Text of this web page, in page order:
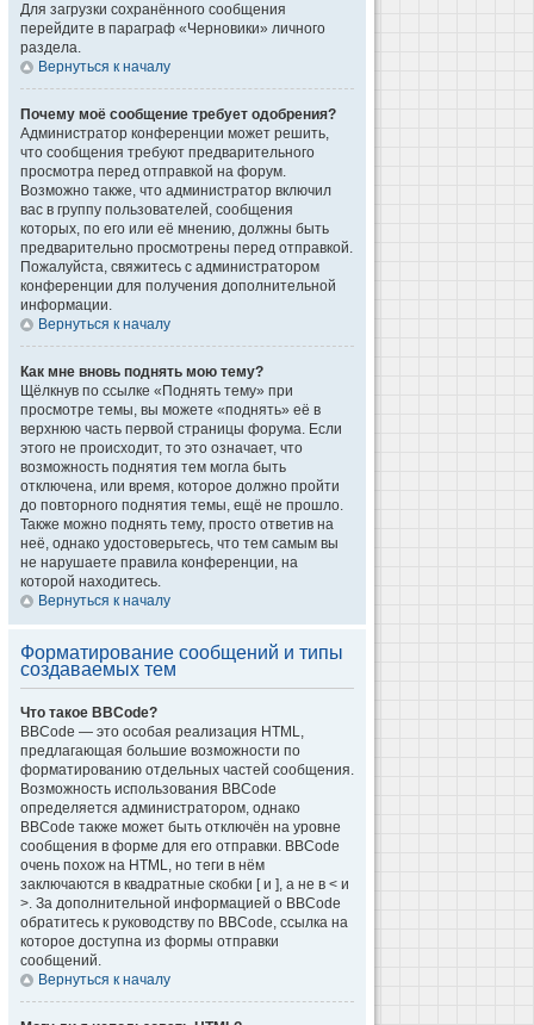
Для загрузки сохранённого сообщения
перейдите в параграф «Черновики» личного
раздела.
Вернуться к началу
Почему моё сообщение требует одобрения?
Администратор конференции может решить,
что сообщения требуют предварительного
просмотра перед отправкой на форум.
Возможно также, что администратор включил
вас в группу пользователей, сообщения
которых, по его или её мнению, должны быть
предварительно просмотрены перед отправкой.
Пожалуйста, свяжитесь с администратором
конференции для получения дополнительной
информации.
Вернуться к началу
Как мне вновь поднять мою тему?
Щёлкнув по ссылке «Поднять тему» при
просмотре темы, вы можете «поднять» её в
верхнюю часть первой страницы форума. Если
этого не происходит, то это означает, что
возможность поднятия тем могла быть
отключена, или время, которое должно пройти
до повторного поднятия темы, ещё не прошло.
Также можно поднять тему, просто ответив на
неё, однако удостоверьтесь, что тем самым вы
не нарушаете правила конференции, на
которой находитесь.
Вернуться к началу
Форматирование сообщений и типы
создаваемых тем
Что такое BBCode?
BBCode — это особая реализация HTML,
предлагающая большие возможности по
форматированию отдельных частей сообщения.
Возможность использования BBCode
определяется администратором, однако
BBCode также может быть отключён на уровне
сообщения в форме для его отправки. BBCode
очень похож на HTML, но теги в нём
заключаются в квадратные скобки [ и ], а не в < и
>. За дополнительной информацией о BBCode
обратитесь к руководству по BBCode, ссылка на
которое доступна из формы отправки
сообщений.
Вернуться к началу